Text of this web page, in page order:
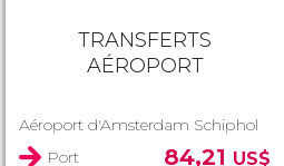
TRANSFERTS
AÉROPORT
Aéroport d'Amsterdam Schiphol
Port
84,21 US$